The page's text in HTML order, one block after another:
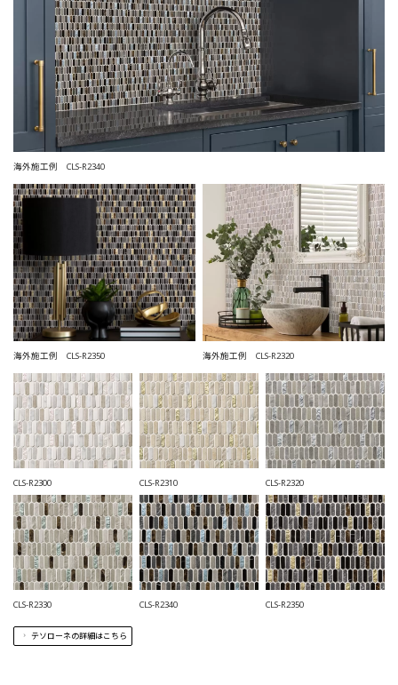
海外施工例 CLS-R2340
海外施工例 CLS-R2350 海外施工例 CLS-R2320
CLS-R2300 CLS-R2310 CLS-R2320
CLS-R2330 CLS-R2340 CLS-R2350
テソローネの詳細はこちら